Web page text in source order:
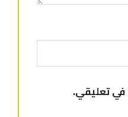
في تعليقي.